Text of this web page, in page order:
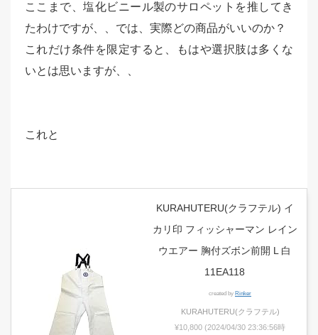
ここまで、塩化ビニール製のサロペットを推してき
たわけですが、、では、実際どの商品がいいのか？
これだけ条件を限定すると、もはや選択肢は多くな
いとは思いますが、、
これと
KURAHUTERU(クラフテル) イ
カリ印 フィッシャーマン レイン
ウエアー 胸付ズボン前開 L 白
11EA118
created by Rinker
KURAHUTERU(クラフテル)
¥10,800 (2024/04/30 23:36:56時